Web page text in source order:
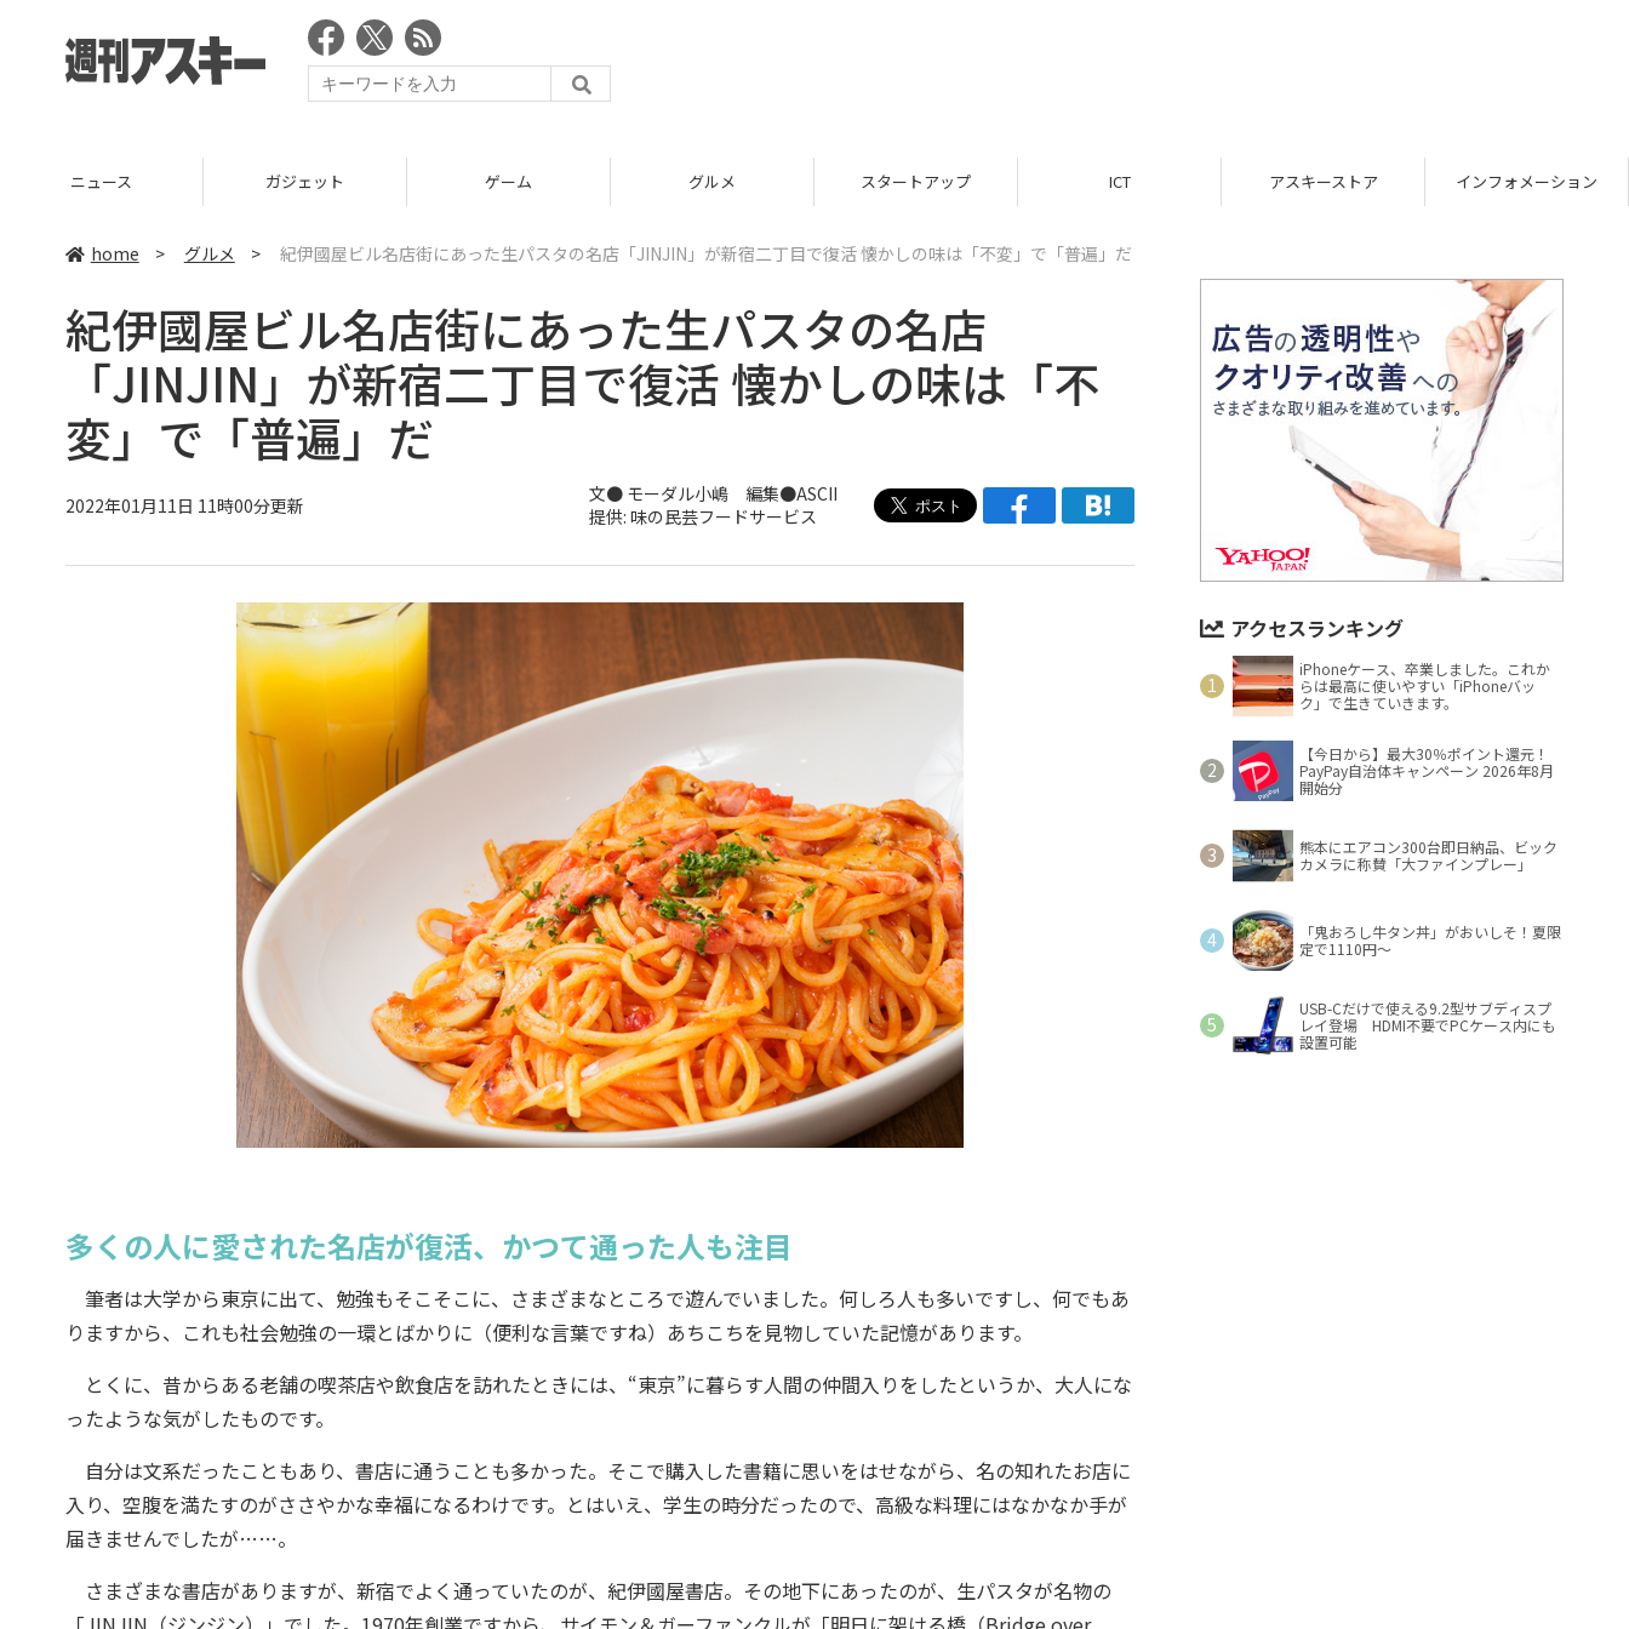
ガジェット ゲーム グルメ スタートアップ ICT アスキーストア インフォメーション TOP
home > グルメ > 紀伊國屋ビル名店街にあった生パスタの名店「JINJIN」が新宿二丁目で復活 懐かしの味は「不変」で「普遍」だ
紀伊國屋ビル名店街にあった生パスタの名店
「JINJIN」が新宿二丁目で復活 懐かしの味は「不
変」で「普遍」だ
2022年01月11日 11時00分更新 文● モーダル小嶋 編集●ASCII
提供: 味の民芸フードサービス
多くの人に愛された名店が復活、かつて通った人も注目
筆者は大学から東京に出て、勉強もそこそこに、さまざまなところで遊んでいました。何しろ人も多いですし、何でもあ
りますから、これも社会勉強の一環とばかりに（便利な言葉ですね）あちこちを見物していた記憶があります。
とくに、昔からある老舗の喫茶店や飲食店を訪れたときには、“東京”に暮らす人間の仲間入りをしたというか、大人にな
ったような気がしたものです。
自分は文系だったこともあり、書店に通うことも多かった。そこで購入した書籍に思いをはせながら、名の知れたお店に
入り、空腹を満たすのがささやかな幸福になるわけです。とはいえ、学生の時分だったので、高級な料理にはなかなか手が
届きませんでしたが……。
さまざまな書店がありますが、新宿でよく通っていたのが、紀伊國屋書店。その地下にあったのが、生パスタが名物の
アクセスランキング
iPhoneケース、卒業しました。これか
らは最高に使いやすい「iPhoneバッ
ク」で生きていきます。
【今日から】最大30％ポイント還元！
PayPay自治体キャンペーン 2026年8月
開始分
熊本にエアコン300台即日納品、ビック
カメラに称賛「大ファインプレー」
「鬼おろし牛タン丼」がおいしそ！夏限
定で1110円～
USB-Cだけで使える9.2型サブディスプ
レイ登場 HDMI不要でPCケース内にも
設置可能